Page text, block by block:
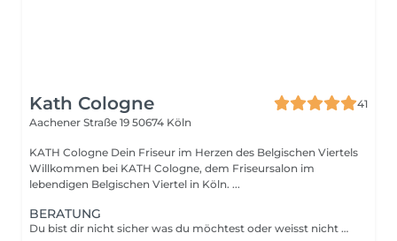
Kath Cologne
41
Aachener Straße 19 50674 Köln
KATH Cologne Dein Friseur im Herzen des Belgischen Viertels
Willkommen bei KATH Cologne, dem Friseursalon im
lebendigen Belgischen Viertel in Köln. ...
BERATUNG
Du bist dir nicht sicher was du möchtest oder weisst nicht ob dein Wunsch überhaupt umsetzbar ist? Dann buche hier deinen Beratungstermin.